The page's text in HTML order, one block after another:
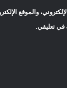
والموقع
في تعليقي.